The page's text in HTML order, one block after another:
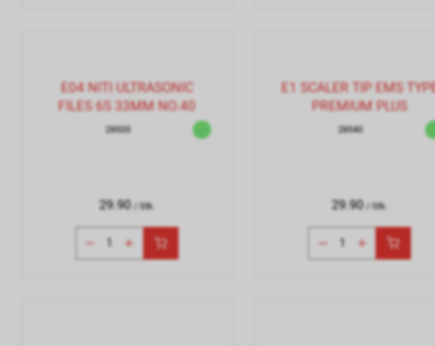
E04 NITI ULTRASONIC
FILES 6S 33MM NO.40
28535
29.90 / Stk.
E1 SCALER TIP EMS TYPE
PREMIUM PLUS
28540
29.90 / Stk.